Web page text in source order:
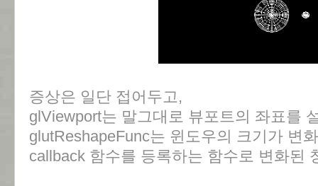
증상은 일단 접어두고,
glViewport는 말그대로 뷰포트의 좌표를
glutReshapeFunc는 윈도우의 크기가 변
callback 함수를 등록하는 함수로 변화된